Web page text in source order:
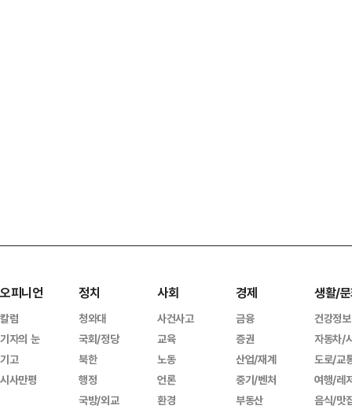
오피니언
칼럼
기자의 눈
기고
시사만평
정치
청와대
국회/정당
북한
행정
국방/외교
사회
사건사고
교육
노동
언론
환경
경제
금융
증권
산업/재계
중기/벤처
부동산
생활/
건강정보
자동차/
도로/교
여행/레
음식/맛